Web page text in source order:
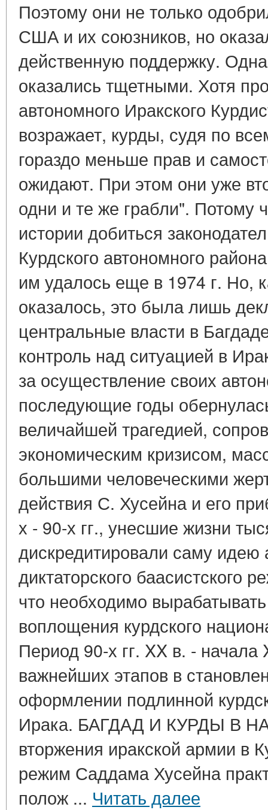
Поэтому они не только
США и их союзников, но
действенную поддержку.
оказались тщетными. Хотя
автономного Иракского
возражает, курды, судя по
гораздо меньше прав и
ожидают. При этом они уже
одни и те же грабли". Потому
истории добиться
Курдского автономного
им удалось еще в 1974 г. Но,
оказалось, это была лишь
центральные власти в
контроль над ситуацией в
за осуществление своих
последующие годы
величайшей трагедией,
экономическим кризисом,
большими человеческими
действия С. Хусейна и его
х - 90-х гг., унесшие жизни
дискредитировали саму идею
диктаторского баасистского
что необходимо
воплощения курдского
Период 90-х гг. XX в. - начала
важнейших этапов в
оформлении подлинной
Ирака. БАГДАД И КУРДЫ В
вторжения иракской армии в
режим Саддама Хусейна
полож ... Читать далее